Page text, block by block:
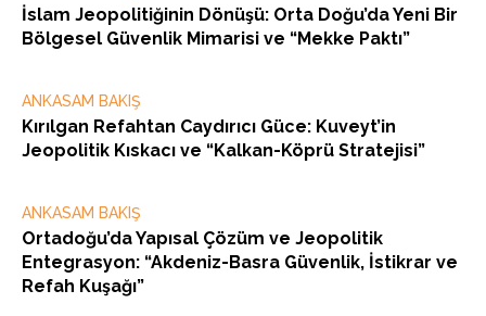
İslam Jeopolitiğinin Dönüşü: Orta Doğu’da Yeni Bir
Bölgesel Güvenlik Mimarisi ve “Mekke Paktı”
ANKASAM BAKIŞ
Kırılgan Refahtan Caydırıcı Güce: Kuveyt’in
Jeopolitik Kıskacı ve “Kalkan-Köprü Stratejisi”
ANKASAM BAKIŞ
Ortadoğu’da Yapısal Çözüm ve Jeopolitik
Entegrasyon: “Akdeniz-Basra Güvenlik, İstikrar ve
Refah Kuşağı”